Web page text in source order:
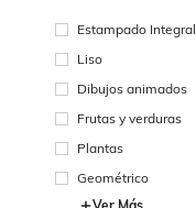
Estampado Integral
Liso
Dibujos animados
Frutas y verduras
Plantas
Geométrico